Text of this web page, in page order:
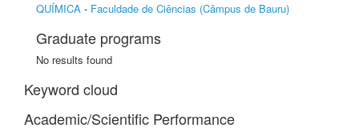
QUÍMICA - Faculdade de Ciências (Câmpus de Bauru)
Graduate programs
No results found
Keyword cloud
Academic/Scientific Performance